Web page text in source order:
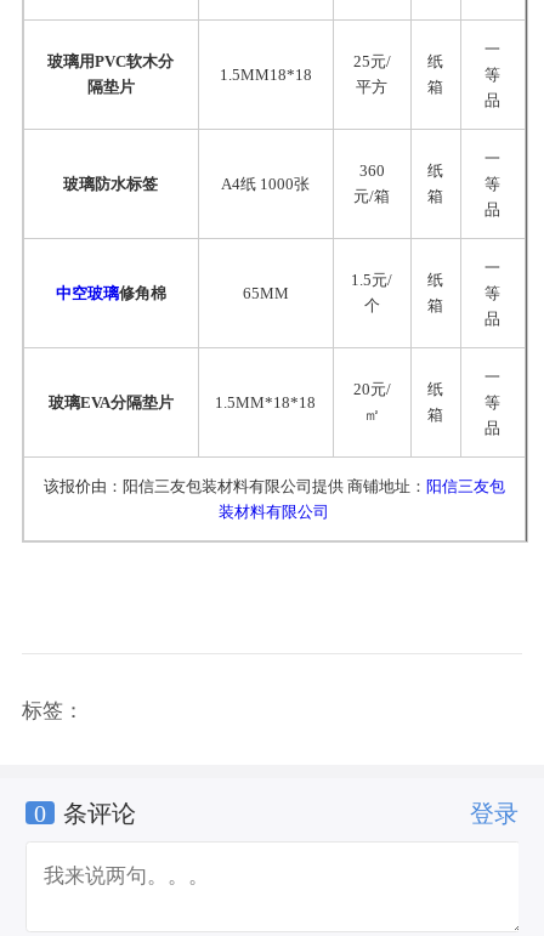
玻璃用PVC软木分
隔垫片
1.5MM18*18
25元/
平方
纸
箱
一
等
品
玻璃防水标签 A4纸 1000张
360
元/箱
纸
箱
一
等
品
中空玻璃修角棉 65MM
1.5元/
个
纸
箱
一
等
品
玻璃EVA分隔垫片 1.5MM*18*18
20元/
㎡
纸
箱
一
等
品
该报价由：阳信三友包装材料有限公司提供 商铺地址： 阳信三友包
装材料有限公司
标签：
0 条评论 登录